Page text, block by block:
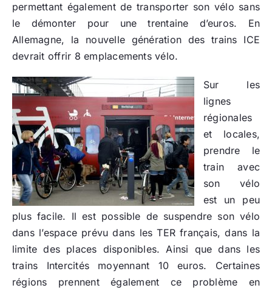
permettant également de transporter son vélo sans
le démonter pour une trentaine d’euros. En
Allemagne, la nouvelle génération des trains ICE
devrait offrir 8 emplacements vélo.
Sur les
lignes
régionales
et locales,
prendre le
train avec
son vélo
est un peu
plus facile. Il est possible de suspendre son vélo
dans l’espace prévu dans les TER français, dans la
limite des places disponibles. Ainsi que dans les
trains Intercités moyennant 10 euros. Certaines
régions prennent également ce problème en